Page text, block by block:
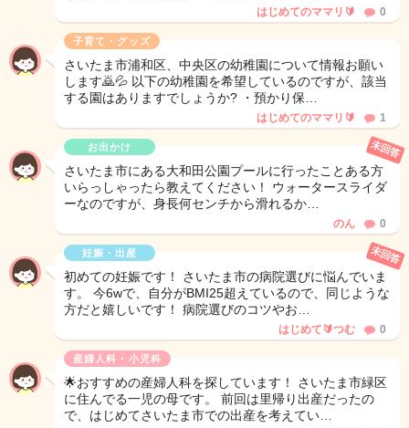
はじめてのママリ🔰 0
子育て・グッズ
さいたま市浦和区、中央区の幼稚園について情報お願い
します🙇💦 以下の幼稚園を希望しているのですが、該当
する園はありますでしょうか? ・預かり保…
はじめてのママリ🔰 1
お出かけ
さいたま市にある大和田公園プールに行ったことある方
いらっしゃったら教えてください！ ウォータースライダ
ーなのですが、身長何センチから滑れるか…
未回答
のん 0
妊娠・出産
初めての妊娠です！ さいたま市の病院選びに悩んでいま
す。 今6wで、自分がBMI25超えているので、同じような
方だと嬉しいです！ 病院選びのコツやお…
未回答
はじめて🔰つむ 0
産婦人科・小児科
🌟おすすめの産婦人科を探しています！ さいたま市緑区
に住んでる一児の母です。 前回は里帰り出産だったの
で、はじめてさいたま市での出産を考えてい…